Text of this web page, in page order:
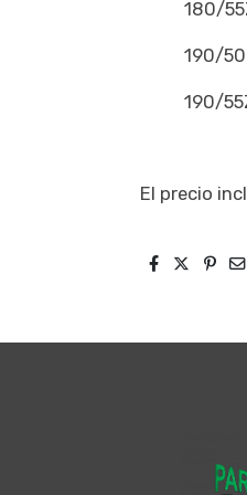
180/
190/
190/
El precio